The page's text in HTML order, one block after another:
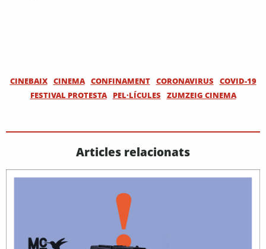
CINEBAIX CINEMA CONFINAMENT CORONAVIRUS
COVID-19
FESTIVAL PROTESTA
PEL·LÍCULES ZUMZEIG CINEMA
Articles relacionats